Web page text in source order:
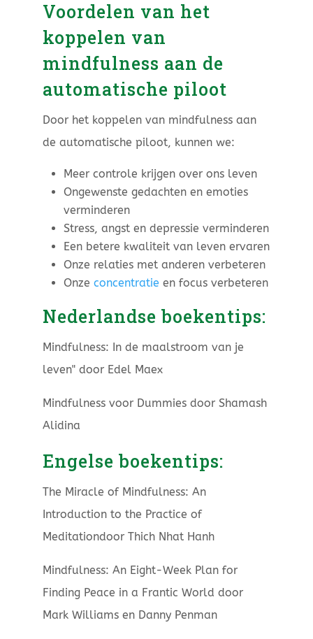
Voordelen van het
koppelen van
mindfulness aan de
automatische piloot
Door het koppelen van mindfulness aan
de automatische piloot, kunnen we:
Meer controle krijgen over ons leven
Ongewenste gedachten en emoties
verminderen
Stress, angst en depressie verminderen
Een betere kwaliteit van leven ervaren
Onze relaties met anderen verbeteren
Onze concentratie en focus verbeteren
Nederlandse boekentips:
Mindfulness: In de maalstroom van je
leven" door Edel Maex
Mindfulness voor Dummies door Shamash
Alidina
Engelse boekentips:
The Miracle of Mindfulness: An
Introduction to the Practice of
Meditationdoor Thich Nhat Hanh
Mindfulness: An Eight-Week Plan for
Finding Peace in a Frantic World door
Mark Williams en Danny Penman